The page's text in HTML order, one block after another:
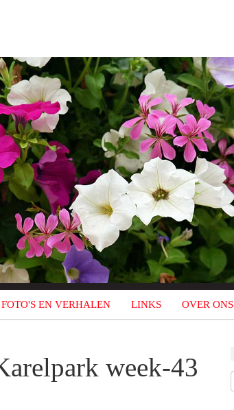
FOTO'S EN VERHALEN LINKS OVER ONS
week-43